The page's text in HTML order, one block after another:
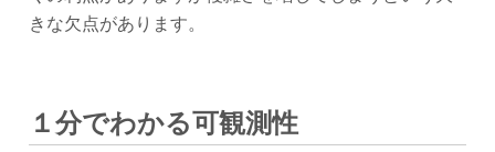
きな欠点があります。
１分でわかる可観測性